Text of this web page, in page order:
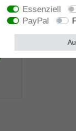
Essenziell
PayPal